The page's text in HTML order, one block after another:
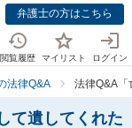
弁護士の方はこちら
閲覧履歴 マイリスト ログイン
法律Q&A 法律Q&A
て遺してくれた